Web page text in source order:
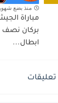
منذ بضع شهور
مباراة
بركان نصف
ابطال...
تعليقات